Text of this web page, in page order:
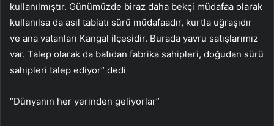
kullanılmıştır. Günümüzde biraz daha bekçi müdafaa olarak
kullanılsa da asıl tabiatı sürü müdafaadır, kurtla uğraşıdır
ve ana vatanları Kangal ilçesidir. Burada yavru satışlarımız
var. Talep olarak da batıdan fabrika sahipleri, doğudan sürü
sahipleri talep ediyor” dedi
“Dünyanın her yerinden geliyorlar”